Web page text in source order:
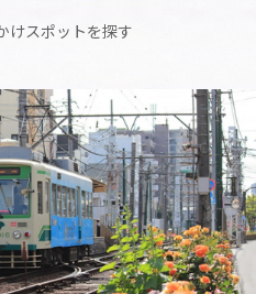
けスポットを探す